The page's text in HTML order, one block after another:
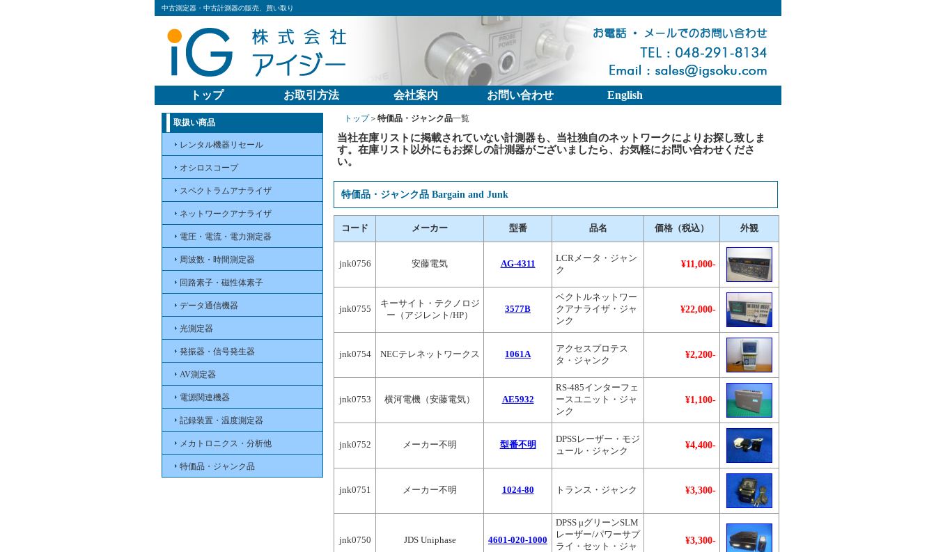
中古測定器・中古計測器の販売、買い取り
トップ お取引方法 会社案内 お問い合わせ English
トップ＞ 特価品・ジャンク品一覧
当社在庫リストに掲載されていない計測器も、当社独自のネットワークによりお探し致しま
す。在庫リスト以外にもお探しの計測器がございましたら、お気軽にお問い合わせくださ
い。
特価品・ジャンク品 Bargain and Junk
コード メーカー 型番 品名 価格（税込） 外観
jnk0756 安藤電気 AG-4311
LCRメータ・ジャン
ク
¥11,000-
jnk0755
キーサイト・テクノロジ
ー（アジレント/HP）
3577B
ベクトルネットワー
クアナライザ・ジャ
ンク
¥22,000-
jnk0754 NECテレネットワークス 1061A
アクセスプロテス
タ・ジャンク
¥2,200-
jnk0753 横河電機（安藤電気） AE5932
RS-485インターフェ
ースユニット・ジャ
ンク
¥1,100-
jnk0752 メーカー不明 型番不明
DPSSレーザー・モジ
ュール・ジャンク
¥4,400-
jnk0751 メーカー不明 1024-80 トランス・ジャンク ¥3,300-
jnk0750 JDS Uniphase 4601-020-1000
DPSS μグリーンSLM
レーザー/パワーサプ
ライ・セット・ジャ
¥3,300-
取扱い商品
レンタル機器リセール
オシロスコープ
スペクトラムアナライザ
ネットワークアナライザ
電圧・電流・電力測定器
周波数・時間測定器
回路素子・磁性体素子
データ通信機器
光測定器
発振器・信号発生器
AV測定器
電源関連機器
記録装置・温度測定器
メカトロニクス・分析他
特価品・ジャンク品